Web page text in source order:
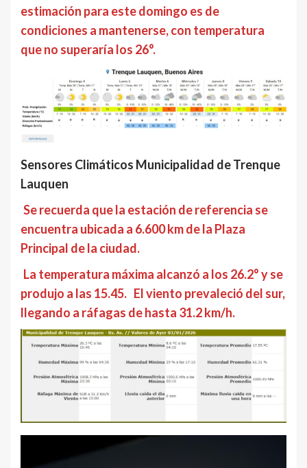
estimación para este domingo es de
condiciones a mantenerse, con temperatura
que no superaría los 26°.
Sensores Climáticos Municipalidad de Trenque
Lauquen
Se recuerda que la estación de referencia se
encuentra ubicada a 6.600 km de la Plaza
Principal de la ciudad.
La temperatura máxima alcanzó a los 26.2° y se
produjo a las 15.45. El viento prevaleció del sur,
llegando a ráfagas de hasta 31.2 km/h.